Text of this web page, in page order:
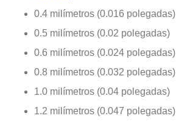
0.4 milímetros (0.016 polegadas)
0.5 milímetros (0.02 polegadas)
0.6 milímetros (0.024 polegadas)
0.8 milímetros (0.032 polegadas)
1.0 milímetros (0.04 polegadas)
1.2 milímetros (0.047 polegadas)